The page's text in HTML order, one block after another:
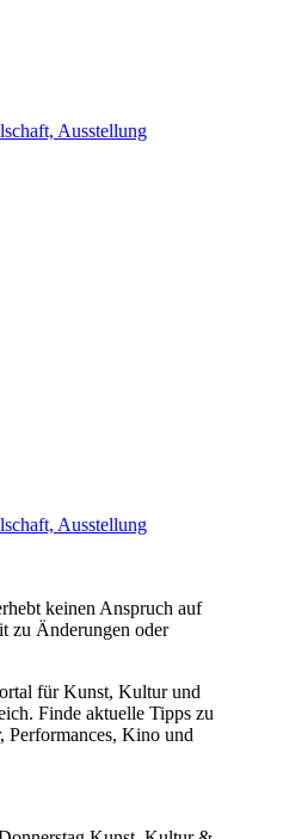
Ausstellung
Ausstellung
keinen Anspruch auf
zu Änderungen oder
für Kunst, Kultur und
Finde aktuelle Tipps zu
Performances, Kino und